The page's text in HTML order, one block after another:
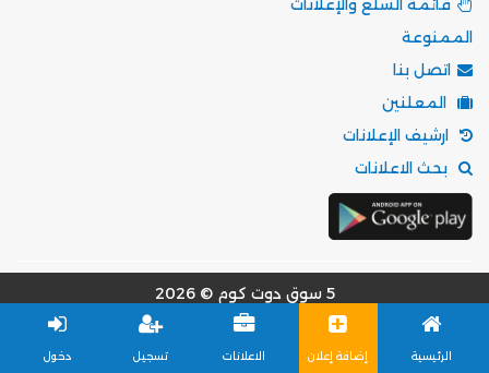
الممنوعة
اتصل بنا
المعلنين
ارشيف الإعلانات
بحث الاعلانات
5 سوق دوت كوم © 2026
مؤسسة موقع 5 سوق للتسويق الالكتروني
دخول تسجيل الاعلانات إضافة إعلان الرئيسية